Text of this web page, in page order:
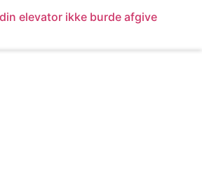
elevator ikke burde afgive